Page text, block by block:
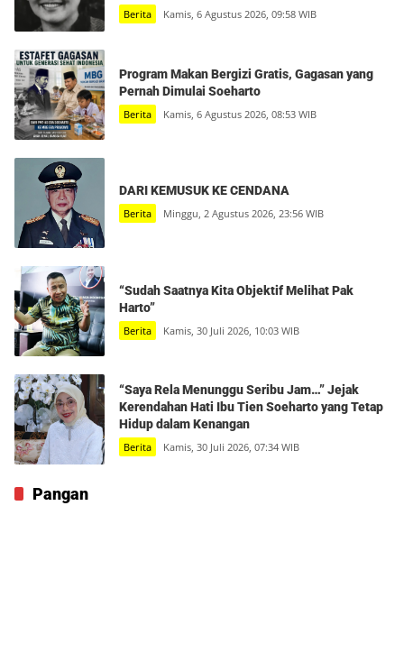
Berita Kamis, 6 Agustus 2026, 09:58 WIB
Program Makan Bergizi Gratis, Gagasan yang
Pernah Dimulai Soeharto
Berita Kamis, 6 Agustus 2026, 08:53 WIB
DARI KEMUSUK KE CENDANA
Berita Minggu, 2 Agustus 2026, 23:56 WIB
“Sudah Saatnya Kita Objektif Melihat Pak
Harto”
Berita Kamis, 30 Juli 2026, 10:03 WIB
“Saya Rela Menunggu Seribu Jam…” Jejak
Kerendahan Hati Ibu Tien Soeharto yang Tetap
Hidup dalam Kenangan
Berita Kamis, 30 Juli 2026, 07:34 WIB
Pangan